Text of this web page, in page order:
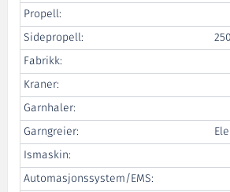
Propell:
Sidepropell:
Fabrikk:
Kraner:
Garnhaler:
Garngreier:
Ismaskin:
Automasjonssystem/EMS: